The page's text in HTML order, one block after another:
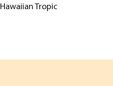
Hawaiian Tropic